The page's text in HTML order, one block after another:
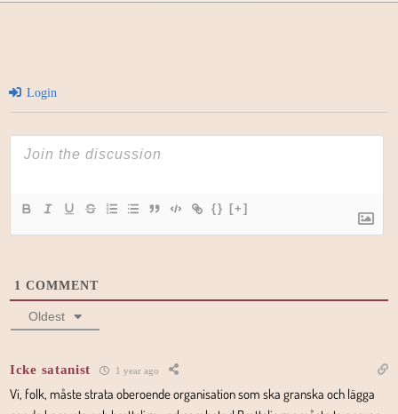
Login
{} [+]
1 COMMENT
Oldest
Icke satanist 1 year ago
Vi, folk, måste strata oberoende organisation som ska granska och lägga